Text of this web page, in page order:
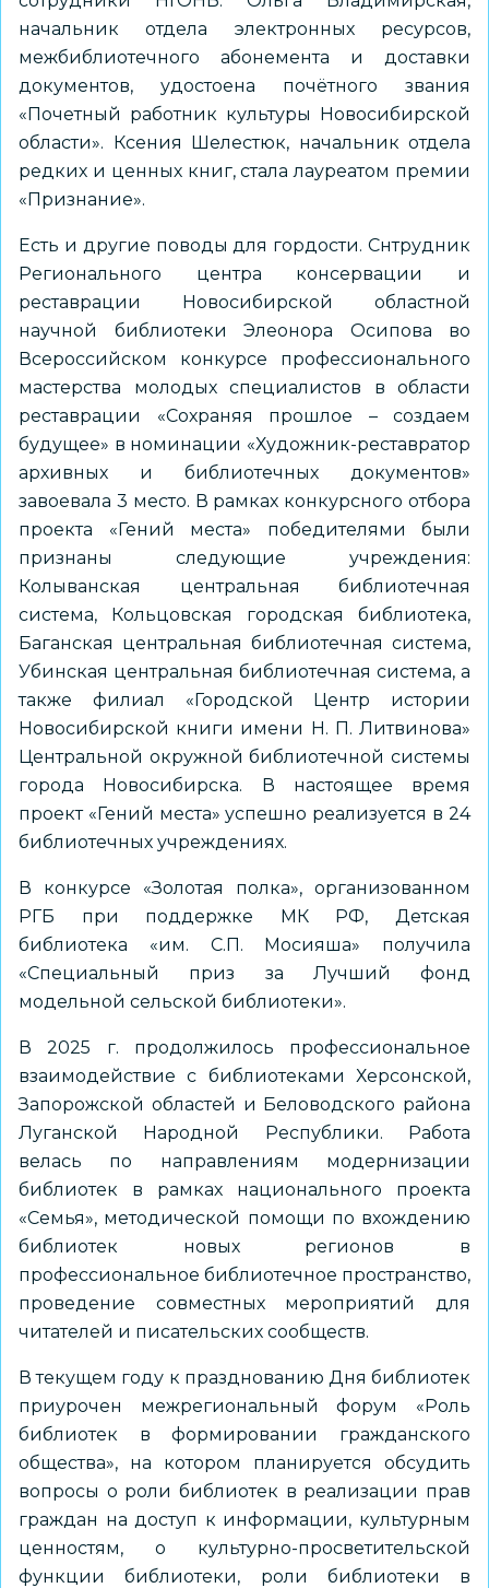
начальник отдела электронных ресурсов,
межбиблиотечного абонемента и доставки
документов, удостоена почётного звания
«Почетный работник культуры Новосибирской
области». Ксения Шелестюк, начальник отдела
редких и ценных книг, стала лауреатом премии
«Признание».
Есть и другие поводы для гордости. Снтрудник
Регионального центра консервации и
реставрации Новосибирской областной
научной библиотеки Элеонора Осипова во
Всероссийском конкурсе профессионального
мастерства молодых специалистов в области
реставрации «Сохраняя прошлое – создаем
будущее» в номинации «Художник-реставратор
архивных и библиотечных документов»
завоевала 3 место. В рамках конкурсного отбора
проекта «Гений места» победителями были
признаны следующие учреждения:
Колыванская центральная библиотечная
система, Кольцовская городская библиотека,
Баганская центральная библиотечная система,
Убинская центральная библиотечная система, а
также филиал «Городской Центр истории
Новосибирской книги имени Н. П. Литвинова»
Центральной окружной библиотечной системы
города Новосибирска. В настоящее время
проект «Гений места» успешно реализуется в 24
библиотечных учреждениях.
В конкурсе «Золотая полка», организованном
РГБ при поддержке МК РФ, Детская
библиотека «им. С.П. Мосияша» получила
«Специальный приз за Лучший фонд
модельной сельской библиотеки».
В 2025 г. продолжилось профессиональное
взаимодействие с библиотеками Херсонской,
Запорожской областей и Беловодского района
Луганской Народной Республики. Работа
велась по направлениям модернизации
библиотек в рамках национального проекта
«Семья», методической помощи по вхождению
библиотек новых регионов в
профессиональное библиотечное пространство,
проведение совместных мероприятий для
читателей и писательских сообществ.
В текущем году к празднованию Дня библиотек
приурочен межрегиональный форум «Роль
библиотек в формировании гражданского
общества», на котором планируется обсудить
вопросы о роли библиотек в реализации прав
граждан на доступ к информации, культурным
ценностям, о культурно-просветительской
функции библиотеки, роли библиотеки в